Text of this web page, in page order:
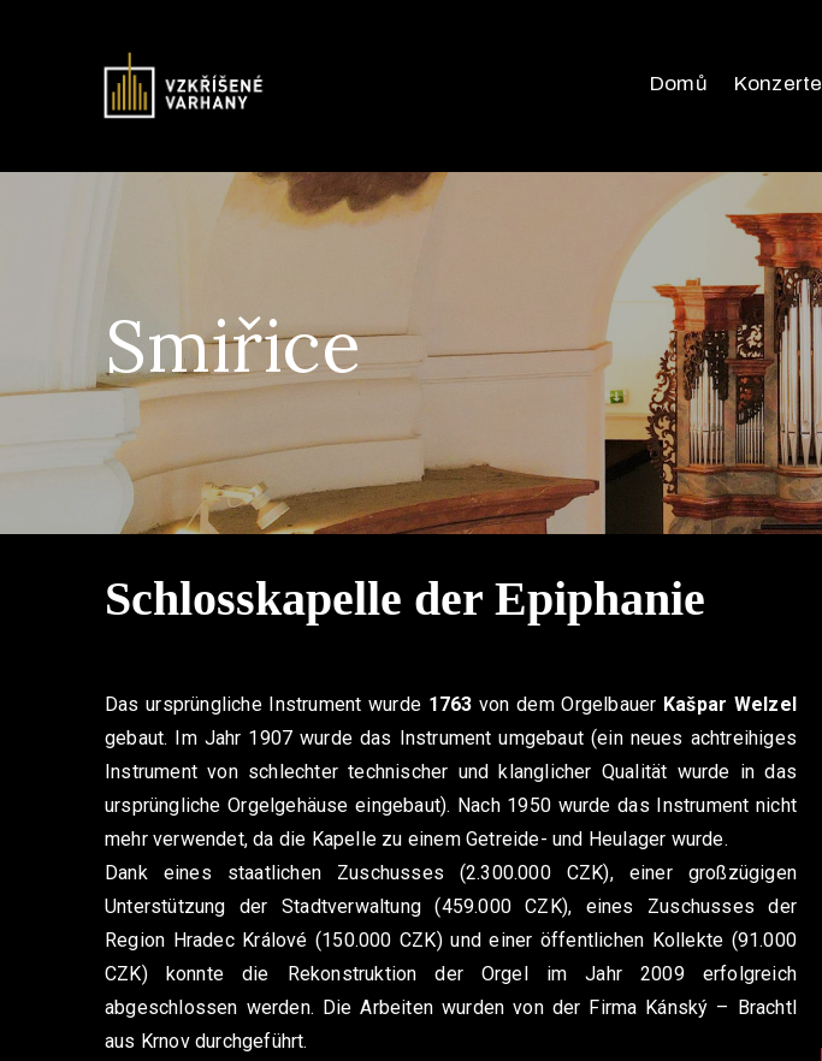
Domů Konzerte
Smiřice
Schlosskapelle der Epiphanie
Das ursprüngliche Instrument wurde 1763 von dem Orgelbauer Kašpar Welzel
gebaut. Im Jahr 1907 wurde das Instrument umgebaut (ein neues achtreihiges
Instrument von schlechter technischer und klanglicher Qualität wurde in das
ursprüngliche Orgelgehäuse eingebaut). Nach 1950 wurde das Instrument nicht
mehr verwendet, da die Kapelle zu einem Getreide- und Heulager wurde.
Dank eines staatlichen Zuschusses (2.300.000 CZK), einer großzügigen
Unterstützung der Stadtverwaltung (459.000 CZK), eines Zuschusses der
Region Hradec Králové (150.000 CZK) und einer öffentlichen Kollekte (91.000
CZK) konnte die Rekonstruktion der Orgel im Jahr 2009 erfolgreich
abgeschlossen werden. Die Arbeiten wurden von der Firma Kánský – Brachtl
aus Krnov durchgeführt.